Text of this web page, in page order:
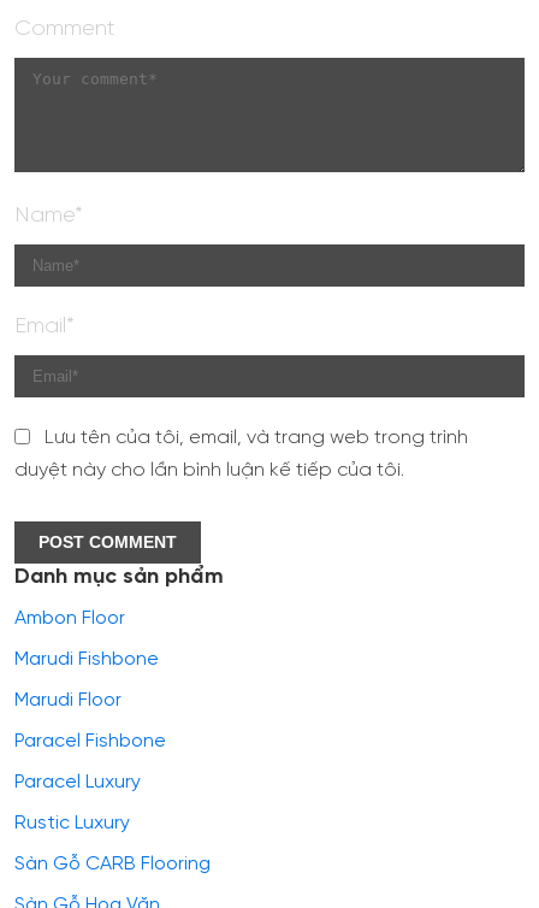
Comment
Name*
Email*
Lưu tên của tôi, email, và trang web trong trình
duyệt này cho lần bình luận kế tiếp của tôi.
Danh mục sản phẩm
Ambon Floor
Marudi Fishbone
Marudi Floor
Paracel Fishbone
Paracel Luxury
Rustic Luxury
Sàn Gỗ CARB Flooring